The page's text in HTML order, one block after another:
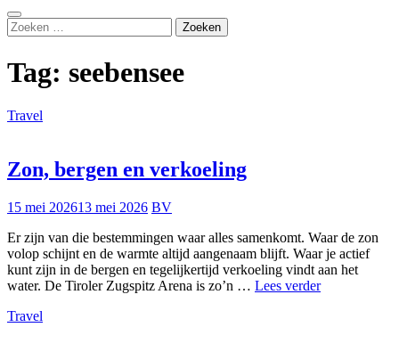
Zoeken
Zoeken
naar:
Tag: seebensee
Travel
Zon, bergen en verkoeling
15 mei 202613 mei 2026 BV
Er zijn van die bestemmingen waar alles samenkomt. Waar de zon
volop schijnt en de warmte altijd aangenaam blijft. Waar je actief
kunt zijn in de bergen en tegelijkertijd verkoeling vindt aan het
water. De Tiroler Zugspitz Arena is zo’n … Lees verderZon,
Travel